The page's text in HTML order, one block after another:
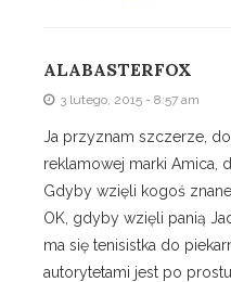
ALABASTERFOX
3 lutego, 2015 - 8:57 am
Ja przyznam szczerze,
reklamowej marki Amica,
Gdyby wzięli kogoś
OK, gdyby wzięli panią
ma się tenisistka do
autorytetami jest po